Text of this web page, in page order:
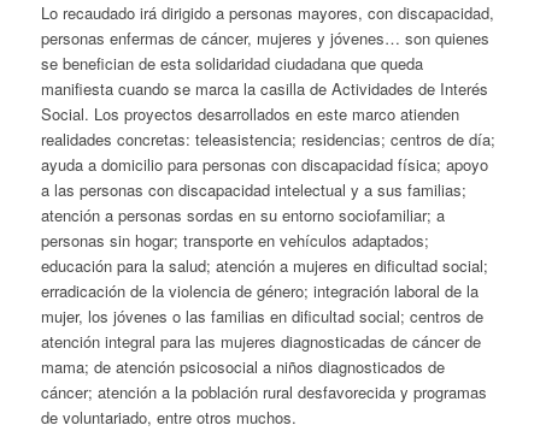
Lo recaudado irá dirigido a personas mayores, con discapacidad,
personas enfermas de cáncer, mujeres y jóvenes… son quienes
se benefician de esta solidaridad ciudadana que queda
manifiesta cuando se marca la casilla de Actividades de Interés
Social. Los proyectos desarrollados en este marco atienden
realidades concretas: teleasistencia; residencias; centros de día;
ayuda a domicilio para personas con discapacidad física; apoyo
a las personas con discapacidad intelectual y a sus familias;
atención a personas sordas en su entorno sociofamiliar; a
personas sin hogar; transporte en vehículos adaptados;
educación para la salud; atención a mujeres en dificultad social;
erradicación de la violencia de género; integración laboral de la
mujer, los jóvenes o las familias en dificultad social; centros de
atención integral para las mujeres diagnosticadas de cáncer de
mama; de atención psicosocial a niños diagnosticados de
cáncer; atención a la población rural desfavorecida y programas
de voluntariado, entre otros muchos.